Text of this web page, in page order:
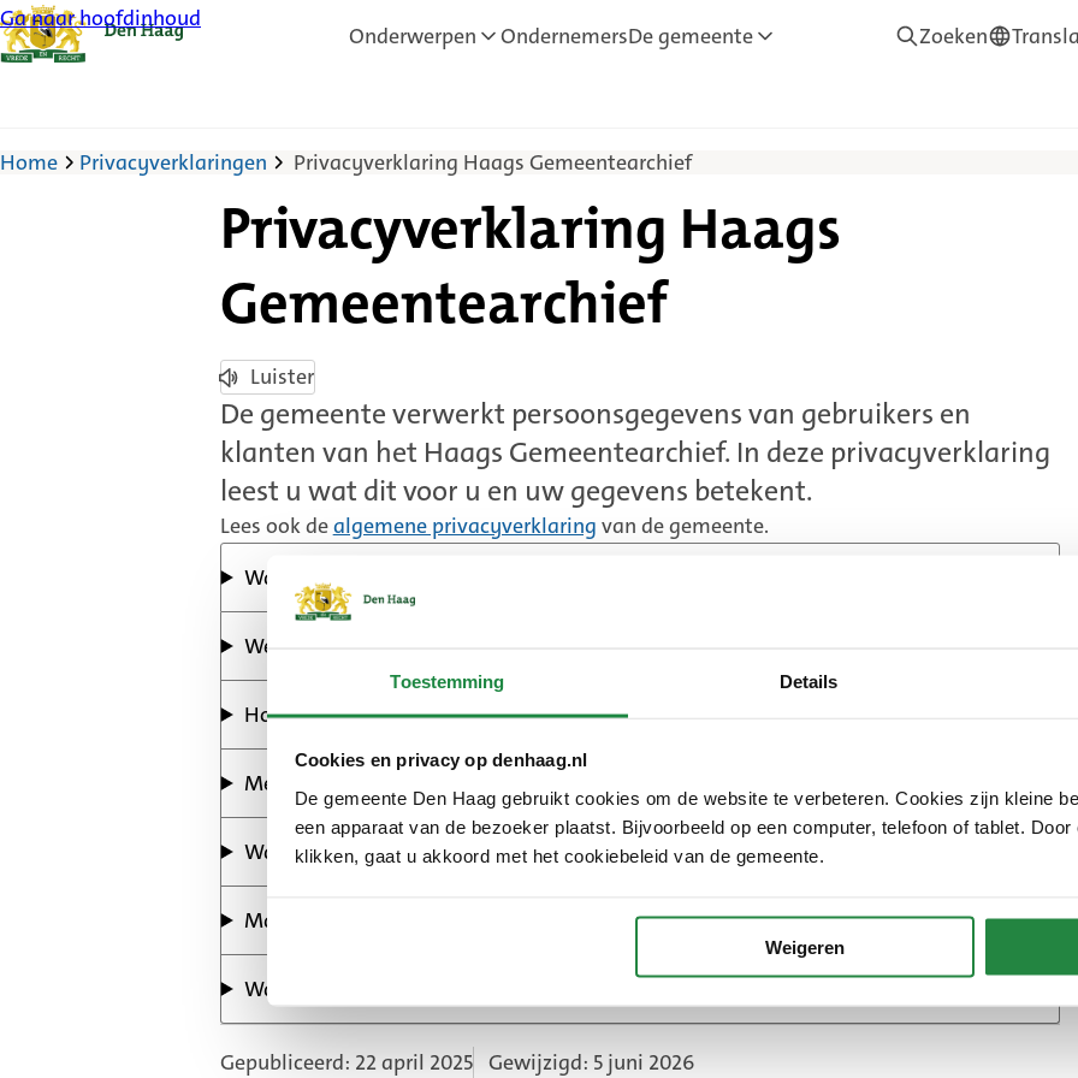
Toestemming Details
Cookies en privacy op denhaag.nl
De gemeente Den Haag gebruikt cookies om de website te verbeteren. Cookies zijn kleine
een apparaat van de bezoeker plaatst. Bijvoorbeeld op een computer, telefoon of tablet.
klikken, gaat u akkoord met het cookiebeleid van de gemeente.
Weigeren
Ga naar hoofdinhoud
Onderwerpen OndernemersDe gemeente Zoeken—
Home Privacyverklaringen Privacyverklaring Haags Gemeentearchief
Privacyverklaring Haags
Gemeentearchief
Luister
De gemeente verwerkt persoonsgegevens van gebruikers en
klanten van het Haags Gemeentearchief. In deze privacyverklaring
leest u wat dit voor u en uw gegevens betekent.
Lees ook dealgemene privacyverklaring van de gemeente.
Waarom verzamelt de gemeente deze gegevens?
Welke persoonsgegevens verwerkt de gemeente
Hoe lang bewaart de gemeente uw persoonsgegevens?
Met wie deelt de gemeente uw gegevens?
Wat zijn uw rechten?
Maakt de gemeente gebruik van een algoritme en/of automatische besluitvorming?
Wat doet de gemeente om uw gegevens te beschermen?
Gepubliceerd: 22 april 2025 Gewijzigd: 5 juni 2026